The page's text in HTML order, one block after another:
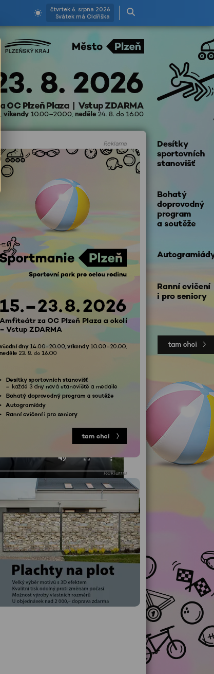
čtvrtek 6. srpna 2026
Svátek má Oldřiška
Reklama
Reklama